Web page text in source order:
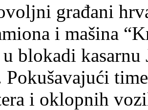
građani
i mašina
blokadi
Pokušavajući
i oklopnih